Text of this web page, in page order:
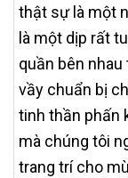
thật sự là một
là một dịp rất
quần bên
vầy chuẩn bị
tinh thần phấn
mà chúng tôi
trang trí cho